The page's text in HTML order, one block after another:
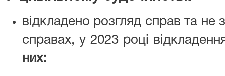
відкладено розгляд справ та не
справах, у 2023 році
них: